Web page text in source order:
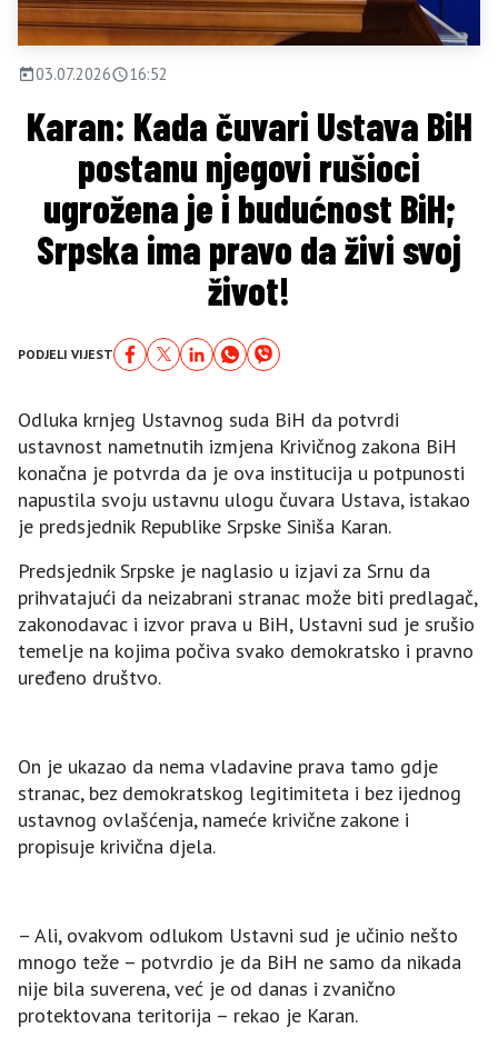
03.07.2026 16:52
Karan: Kada čuvari Ustava BiH
postanu njegovi rušioci
ugrožena je i budućnost BiH;
Srpska ima pravo da živi svoj
život!
PODJELI VIJEST
Odluka krnjeg Ustavnog suda BiH da potvrdi
ustavnost nametnutih izmjena Krivičnog zakona BiH
konačna je potvrda da je ova institucija u potpunosti
napustila svoju ustavnu ulogu čuvara Ustava, istakao
je predsjednik Republike Srpske Siniša Karan.
Predsjednik Srpske je naglasio u izjavi za Srnu da
prihvatajući da neizabrani stranac može biti predlagač,
zakonodavac i izvor prava u BiH, Ustavni sud je srušio
temelje na kojima počiva svako demokratsko i pravno
uređeno društvo.
On je ukazao da nema vladavine prava tamo gdje
stranac, bez demokratskog legitimiteta i bez ijednog
ustavnog ovlašćenja, nameće krivične zakone i
propisuje krivična djela.
– Ali, ovakvom odlukom Ustavni sud je učinio nešto
mnogo teže – potvrdio je da BiH ne samo da nikada
nije bila suverena, već je od danas i zvanično
protektovana teritorija – rekao je Karan.